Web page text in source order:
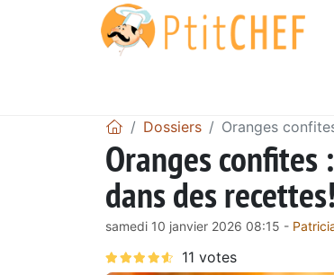
Dossiers Oranges
Oranges
dans des recettes!
samedi 10 janvier 2026 08:15 -